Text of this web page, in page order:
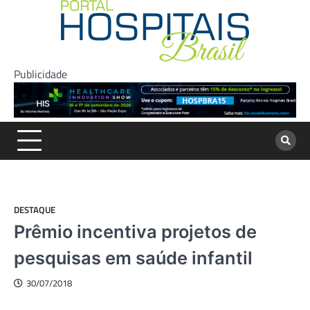
Publicidade
DESTAQUE
Prêmio incentiva projetos de
pesquisas em saúde infantil
30/07/2018